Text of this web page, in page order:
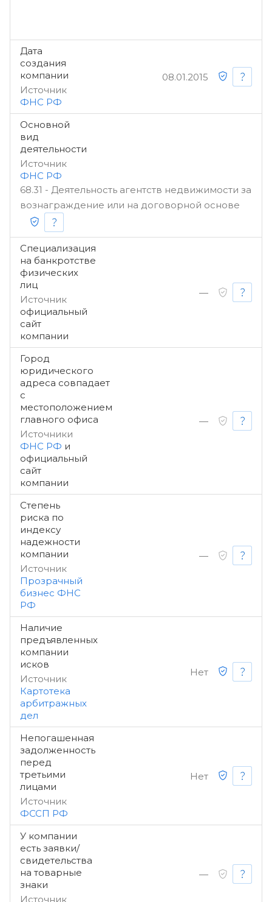
Дата
создания
компании
Источник
ФНС РФ
08.01.2015
Основной
вид
деятельности
Источник
ФНС РФ
68.31 - Деятельность агентств недвижимости за
вознаграждение или на договорной основе
Специализация
на банкротстве
физических
лиц
Источник
официальный
сайт
компании
—
Город
юридического
адреса совпадает
с
местоположением
главного офиса
Источники
ФНС РФ и
официальный
сайт
компании
—
Степень
риска по
индексу
надежности
компании
Источник
Прозрачный
бизнес ФНС
РФ
—
Наличие
предъявленных
компании
исков
Источник
Картотека
арбитражных
дел
Нет
Непогашенная
задолженность
перед
третьими
лицами
Источник
ФССП РФ
Нет
У компании
есть заявки/
свидетельства
на товарные
знаки
Источник
—